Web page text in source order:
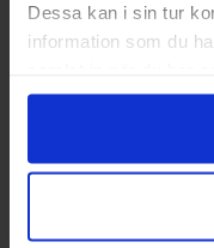
Dessa kan i sin tur
information som du
S-Märke